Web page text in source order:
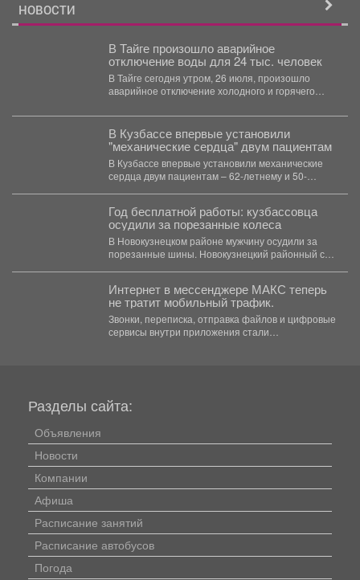
НОВОСТИ
В Тайге произошло аварийное
отключение воды для 24 тыс. человек
В Тайге сегодня утром, 26 июля, произошло
аварийное отключение холодного и горячего
В Кузбассе впервые установили
"механические сердца" двум пациентам
В Кузбассе впервые установили механические
сердца двум пациентам – 62-летнему и 50-
Год бесплатной работы: кузбассовца
осудили за порезанные колеса
В Новокузнецком районе мужчину осудили за
порезанные шины. Новокузнецкий районный суд
Интернет в мессенджере МАКС теперь
не тратит мобильный трафик.
Звонки, переписка, отправка файлов и цифровые
сервисы внутри приложения стали
Разделы сайта:
Объявления
Новости
Компании
Афиша
Расписание занятий
Расписание автобусов
Погода